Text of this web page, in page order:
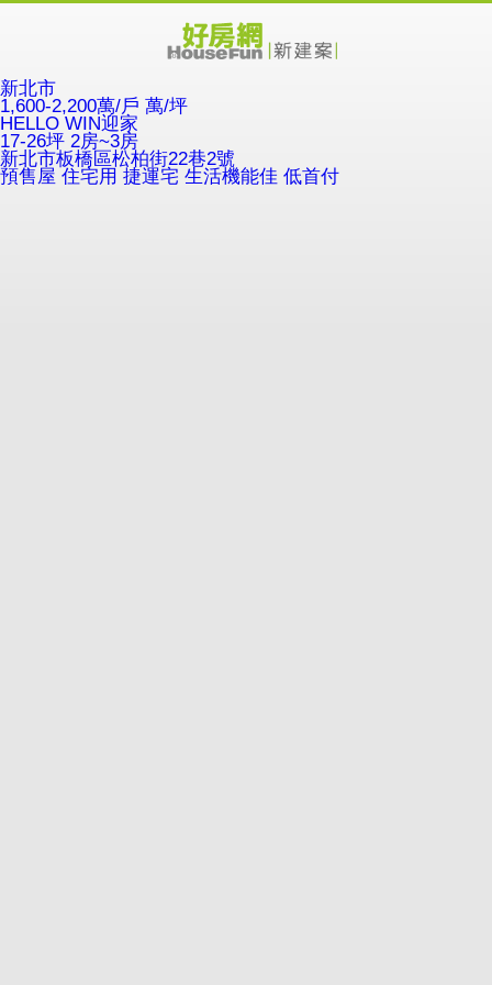
新北市
1,600-2,200萬/戶 萬/坪
HELLO WIN迎家
17-26坪 2房~3房
新北市板橋區松柏街22巷2號
預售屋 住宅用 捷運宅 生活機能佳 低首付